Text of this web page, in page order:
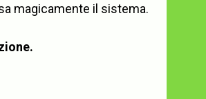
magicamente il sistema.